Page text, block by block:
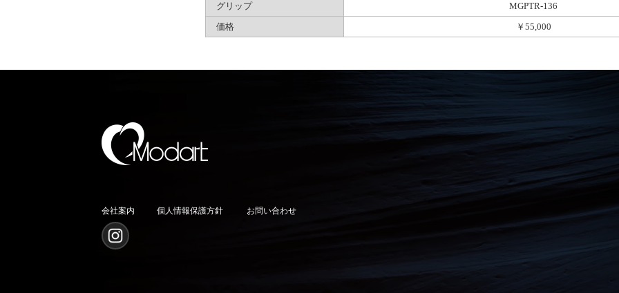
グリップ
MGPTR-136
価格
￥55,000
会社案内 個人情報保護方針 お問い合わせ